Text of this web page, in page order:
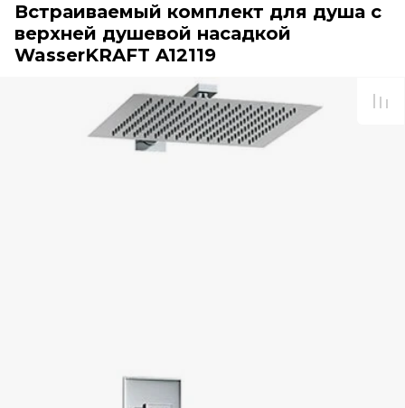
Встраиваемый комплект для душа с
верхней душевой насадкой
WasserKRAFT A12119